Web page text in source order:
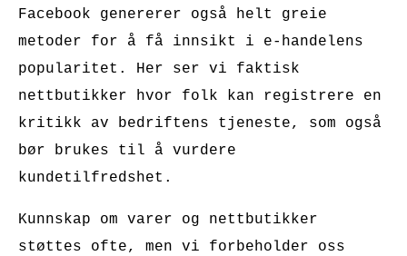
Facebook genererer også helt greie
metoder for å få innsikt i e-handelens
popularitet. Her ser vi faktisk
nettbutikker hvor folk kan registrere en
kritikk av bedriftens tjeneste, som også
bør brukes til å vurdere
kundetilfredshet.
Kunnskap om varer og nettbutikker
støttes ofte, men vi forbeholder oss